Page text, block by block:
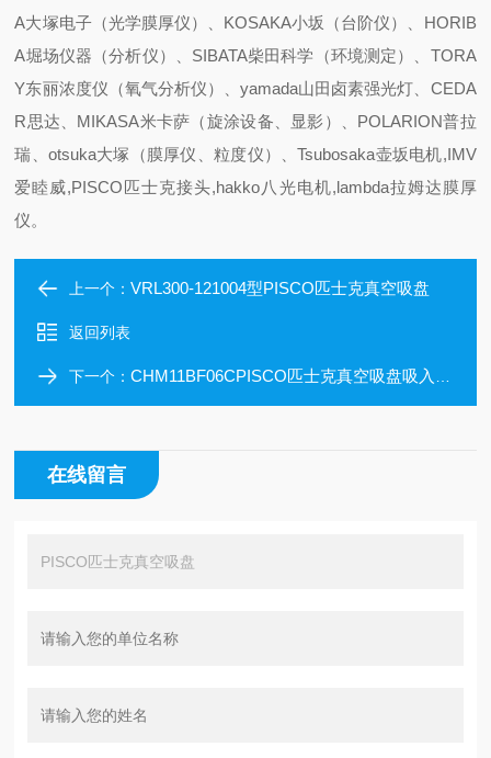
A大塚电子（光学膜厚仪）、KOSAKA小坂（台阶仪）、HORIB
A堀场仪器（分析仪）、SIBATA柴田科学（环境测定）、TORA
Y东丽浓度仪（氧气分析仪）、yamada山田卤素强光灯、CEDA
R思达、MIKASA米卡萨（旋涂设备、显影）、POLARION普拉
瑞、otsuka大塚（膜厚仪、粒度仪）、Tsubosaka壶坂电机,IMV
爱睦威,PISCO匹士克接头,hakko八光电机,lambda拉姆达膜厚
仪。
上一个：VRL300-121004型PISCO匹士克真空吸盘
返回列表
下一个：CHM11BF06CPISCO匹士克真空吸盘吸入流量增大型
在线留言